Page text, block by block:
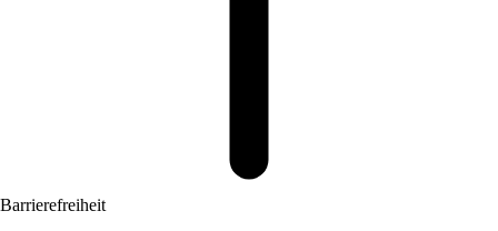
Barrierefreiheit